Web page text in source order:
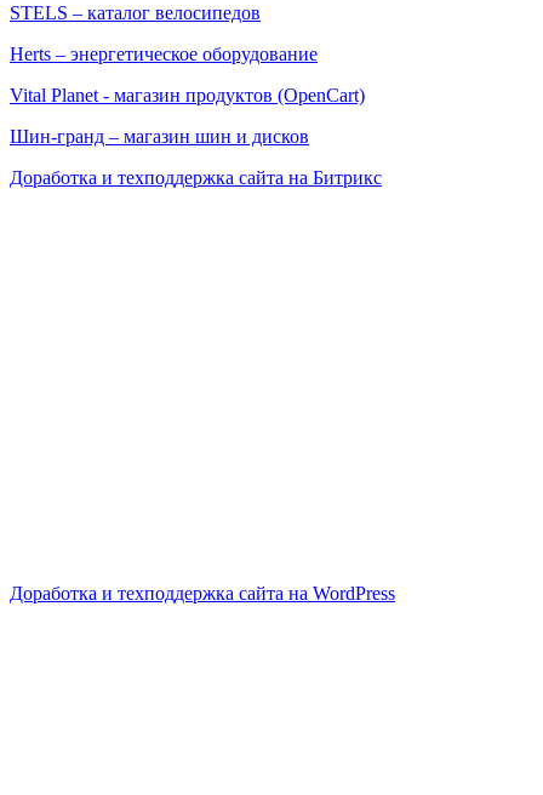
STELS – каталог велосипедов
Herts – энергетическое оборудование
Vital Planet - магазин продуктов (OpenCart)
Шин-гранд – магазин шин и дисков
Доработка и техподдержка сайта на Битрикс
Доработка и техподдержка сайта на WordPress